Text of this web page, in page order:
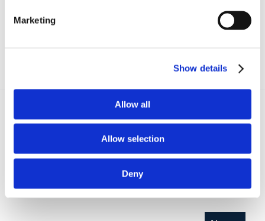
Marketing
Show details
Allow all
Allow selection
Deny
Recent posts.
Diritto civile, Michela Colitta, Sentenze Cassazione
Roberto De Gaetano